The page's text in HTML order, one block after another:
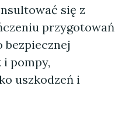
się z
przygotowań
bezpiecznej
pompy,
uszkodzeń i